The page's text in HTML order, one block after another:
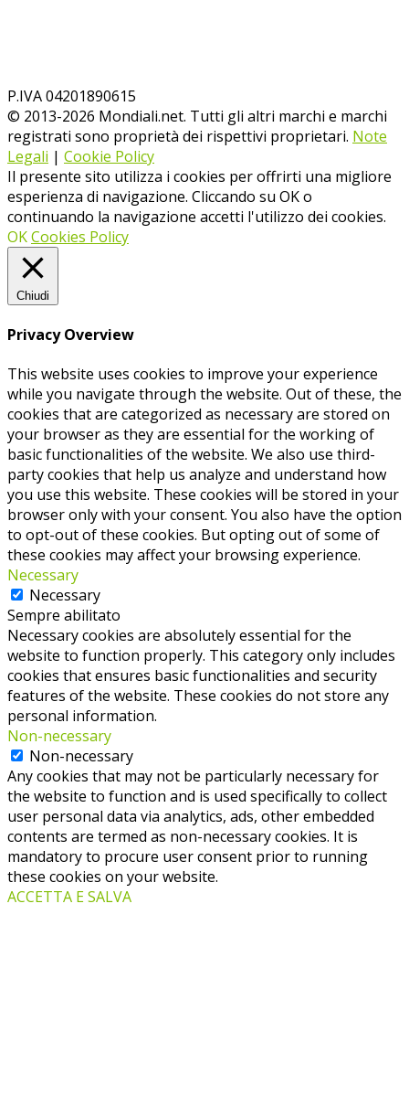
P.IVA 04201890615
© 2013-2026 Mondiali.net. Tutti gli altri marchi e marchi
registrati sono proprietà dei rispettivi proprietari. Note
Legali | Cookie Policy
Il presente sito utilizza i cookies per offrirti una migliore
esperienza di navigazione. Cliccando su OK o
continuando la navigazione accetti l'utilizzo dei cookies.
OKCookies Policy
Chiudi
Privacy Overview
This website uses cookies to improve your experience
while you navigate through the website. Out of these, the
cookies that are categorized as necessary are stored on
your browser as they are essential for the working of
basic functionalities of the website. We also use third-
party cookies that help us analyze and understand how
you use this website. These cookies will be stored in your
browser only with your consent. You also have the option
to opt-out of these cookies. But opting out of some of
these cookies may affect your browsing experience.
Necessary
Necessary
Sempre abilitato
Necessary cookies are absolutely essential for the
website to function properly. This category only includes
cookies that ensures basic functionalities and security
features of the website. These cookies do not store any
personal information.
Non-necessary
Non-necessary
Any cookies that may not be particularly necessary for
the website to function and is used specifically to collect
user personal data via analytics, ads, other embedded
contents are termed as non-necessary cookies. It is
mandatory to procure user consent prior to running
these cookies on your website.
ACCETTA E SALVA